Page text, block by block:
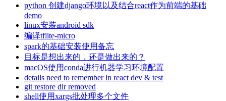
python 创建django环境以及结合react作为前端的基础
demo
linux安装android sdk
编译tflite-micro
spark的基础安装使用备忘
目标是想出来的，还是做出来的？
macOS使用conda进行机器学习环境配置
details need to remember in react dev & test
git restore dir removed
shell使用xargs批处理多个文件